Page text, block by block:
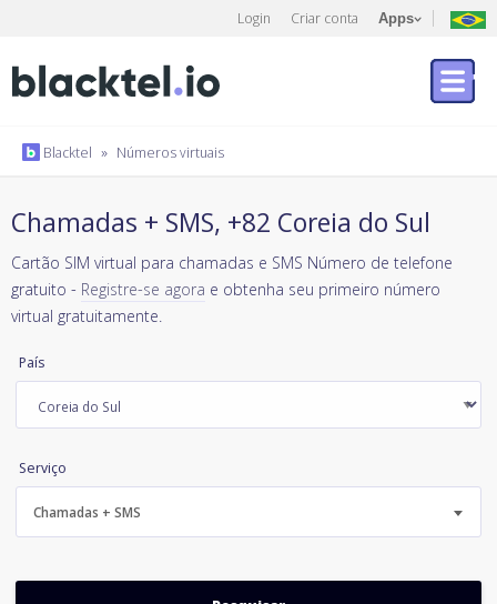
Login Criar conta Apps
Blacktel » Números virtuais
Chamadas + SMS, +82 Coreia do Sul
Cartão SIM virtual para chamadas e SMS Número de telefone
gratuito - Registre-se agora e obtenha seu primeiro número
virtual gratuitamente.
País
Serviço
Chamadas + SMS